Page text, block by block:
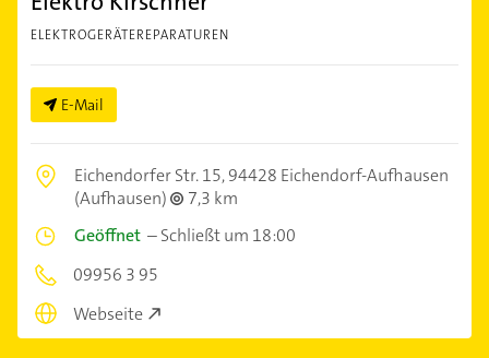
ELEKTROGERÄTEREPARATUREN
E-Mail
Eichendorfer Str. 15,94428 Eichendorf-Aufhausen
(Aufhausen)
7,3 km
Geöffnet –Schließt um 18:00
09956 3 95
Webseite